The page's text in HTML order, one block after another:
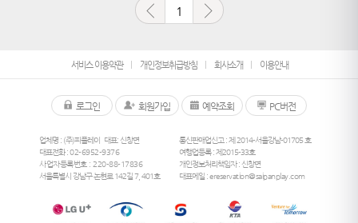
1
서비스 이용약관 개인정보취급방침 회사소개 이용안내
로그인 회원가입 예약조회 PC버전
업체명 : (주)피플레이
대표: 신창면
대표전화 :02-6952-9376
사업자등록번호 : 220-88-17836
서울특별시 강남구 논현로 142길 7, 401호
통신판매업신고 : 제 2014-서울강남-01705 호
여행업등록 : 제2015-33호
개인정보처리책임자 : 신창면
대표메일 :ereservation@saipanplay.com